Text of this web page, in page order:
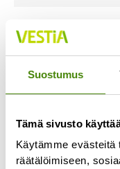
Suostumus
Tämä sivusto
Käytämme evästeitä
räätälöimiseen,
loka-
28.9.2023
Kannuksen,
jätekuljetusten